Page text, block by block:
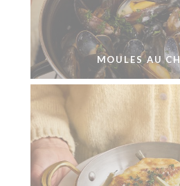
MOULES AU